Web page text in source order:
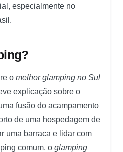
especialmente no
o melhor glamping no Sul
explicação sobre o
fusão do acampamento
de uma hospedagem de
uma barraca e lidar com
comum, o glamping